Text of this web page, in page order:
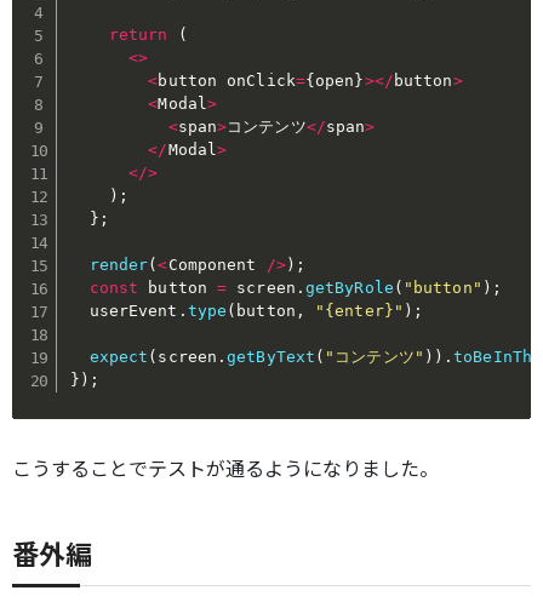
return
(
<>
<button onClick={ open }></ button>
<Modal>
<span>コンテンツ</span>
</Modal>
</>
) ;
} ;
render(<Component />) ;
const button = screen . getByRole ( "button" ) ;
  userEvent
. type ( button , "{enter}" ) ;
expect ( screen .getByText ( "コンテンツ" ) ) .
} ) ;
こうすることでテストが通るようになりました。
番外編